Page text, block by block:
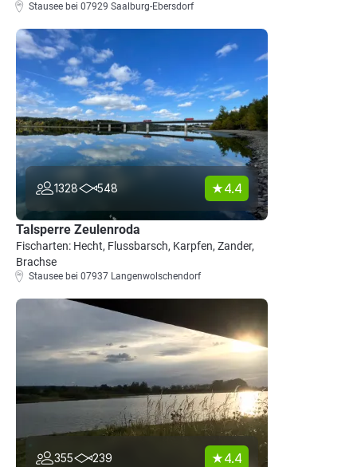
Stausee bei 07929 Saalburg-Ebersdorf
1328 548 4.4
Talsperre Zeulenroda
Fischarten: Hecht, Flussbarsch, Karpfen, Zander,
Brachse
Stausee bei 07937 Langenwolschendorf
355 239 4.4